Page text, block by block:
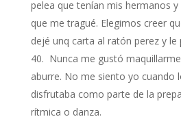
pelea que tenían mis hermanos
que me tragué. Elegimos creer
dejé unq carta al ratón perez y le
Nunca me gustó
aburre. No me siento yo cuando
disfrutaba como parte de la
rítmica o danza.